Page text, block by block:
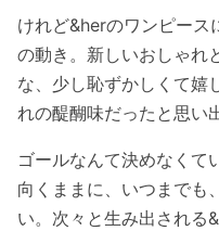
けれど&herのワンピース
の動き。新しいおしゃれ
な、少し恥ずかしくて嬉
れの醍醐味だったと思い
ゴールなんて決めなくて
向くままに、いつまでも
い。次々と生み出される